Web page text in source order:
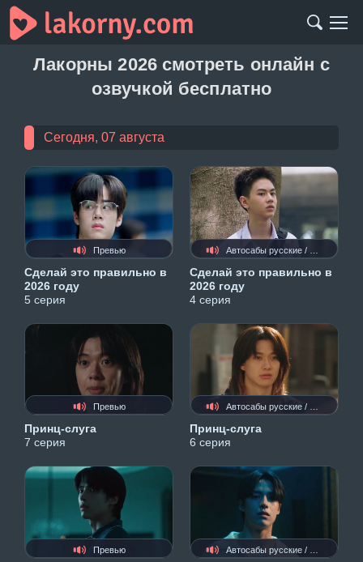
Лакорны 2026 смотреть онлайн с
озвучкой бесплатно
Сегодня, 07 августа
Превью
Сделай это правильно в
2026 году
5 серия
Автосабы русские / украинские
Сделай это правильно в
2026 году
4 серия
Превью
Принц-слуга
7 серия
Автосабы русские / украинские
Принц-слуга
6 серия
Превью Автосабы русские / украинские